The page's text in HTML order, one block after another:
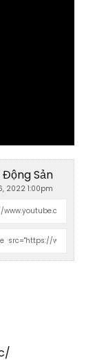
Động Sản
2022 1:00pm